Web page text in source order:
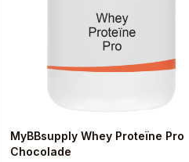
MyBBsupply Whey Proteïne Pro
Chocolade